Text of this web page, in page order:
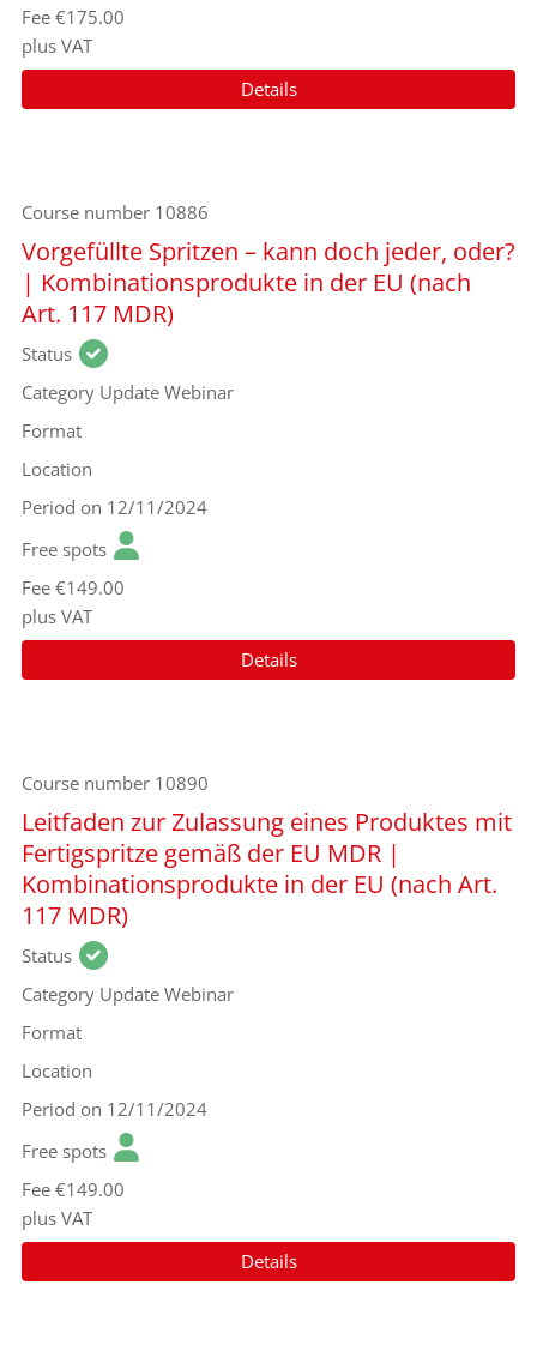
Fee €175.00
plus VAT
Details
Course number 10886
Vorgefüllte Spritzen – kann doch jeder, oder?
| Kombinationsprodukte in der EU (nach
Art. 117 MDR)
Status
Category Update Webinar
Format
Location
Period on 12/11/2024
Free spots
Fee €149.00
plus VAT
Details
Course number 10890
Leitfaden zur Zulassung eines Produktes mit
Fertigspritze gemäß der EU MDR |
Kombinationsprodukte in der EU (nach Art.
117 MDR)
Status
Category Update Webinar
Format
Location
Period on 12/11/2024
Free spots
Fee €149.00
plus VAT
Details